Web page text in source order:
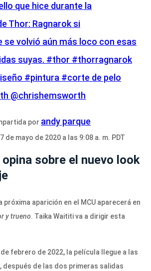
que hice durante la
Thor: Ragnarok si
se volvió aún más loco con esas
suyas. #thor #thorragnarok
#pintura #corte de pelo
@chrishemsworth
por andy parque
de mayo de 2020 a las 9:08 a. m. PDT
sobre el nuevo look
próxima aparición en el MCU aparecerá en
y trueno. Taika Waititi va a dirigir esta
febrero de 2022, la película llegue a las
después de las dos primeras salidas